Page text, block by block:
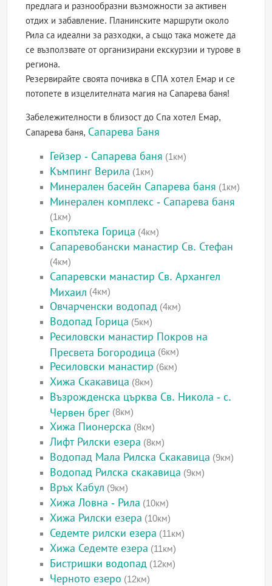
предлага и разнообразни възможности за активен
отдих и забавление. Планинските маршрути около
Рила са идеални за разходки, а също така можете да
се възползвате от организирани екскурзии и турове в
региона.
Резервирайте своята почивка в СПА хотел Емар и се
потопете в изцелителната магия на Сапарева баня!
Забележителности в близост до Спа хотел Емар,
Сапарева баня, Сапарева Баня
Гейзер - Сапарева баня (1км)
Къмпинг Верила (1км)
Минерален басейн Сапарева баня (1км)
Минерален комплекс - Сапарева баня
(1км)
Екопътека Горица (4км)
Сапаревобански манастир Св. Стефан
(4км)
Сапаревски манастир Св. Архангел
Михаил (4км)
Овчарченски водопад (4км)
Водопад Горица (5км)
Ресиловски манастир Покров на
Пресвета Богородица (6км)
Ресиловски манастир (6км)
Хижа Скакавица (8км)
Възрожденска църква Св. Никола - с.
Червен брег (8км)
Хижа Пионерска (8км)
Лифт Рилски езера (8км)
Водопад Мала Рилска Скакавица (9км)
Водопад Рилска скакавица (9км)
Връх Кабул (9км)
Хижа Ловна - Рила (10км)
Хижа Рилски езера (10км)
Седемте рилски езера (11км)
Хижа Седемте езера (11км)
Бистришки водопад (12км)
Черното езеро (12км)